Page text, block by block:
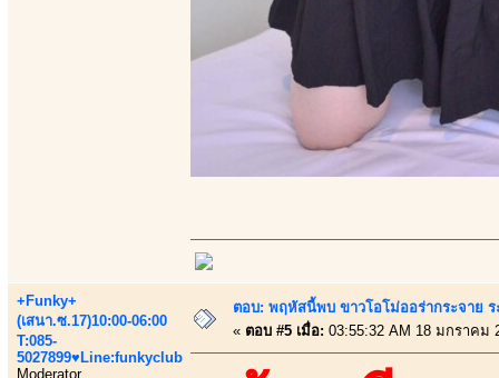
+Funky+
(เสนา.ซ.17)10:00-06:00
T:085-
5027899♥Line:funkyclub
Moderator
ตอบ: พฤหัสนี้พบ ขาวโอโม่ออร่ากระจาย
« ตอบ #5 เมื่อ: 03:55:32 AM 18 มกราคม